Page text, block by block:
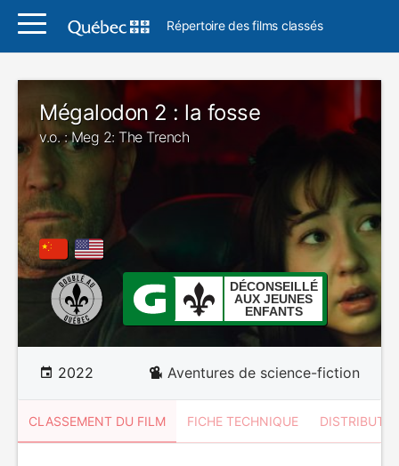
Répertoire des films classés
Mégalodon 2 : la fosse
v.o. : Meg 2: The Trench
DÉCONSEILLÉ
AUX JEUNES
ENFANTS
2022 Aventures de science-fiction
CLASSEMENT DU FILM FICHE TECHNIQUE